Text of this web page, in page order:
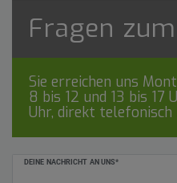
Fragen
Sie erreichen uns
8 bis 12 und 13 bis 17
Uhr, direkt
DEINE NACHRICHT AN UNS*